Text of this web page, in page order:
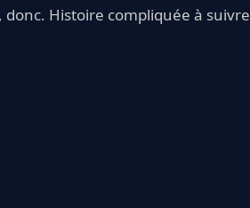
Histoire compliquée à suivre